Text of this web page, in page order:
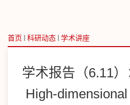
首页 科研动态 学术讲座
学术报告（6.11
High-